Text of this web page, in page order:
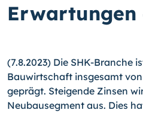
(7.8.2023) Die SHK-Branche
Bauwirtschaft insgesamt
geprägt. Steigende Zinsen
Neubausegment aus. Dies